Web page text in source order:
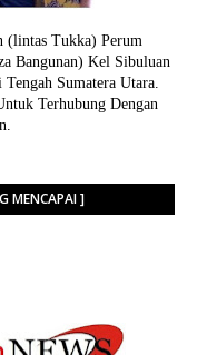
Tukka) Perum
Bangunan) Kel Sibuluan
Sumatera Utara.
Terhubung Dengan
MENCAPAI ]